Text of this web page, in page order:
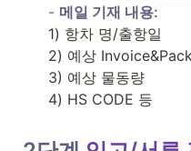
-
1) 항차 명/출항일
2) 예상
3) 예상 물동량
4) HS CODE 등